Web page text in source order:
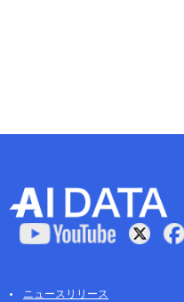
ニュースリリース